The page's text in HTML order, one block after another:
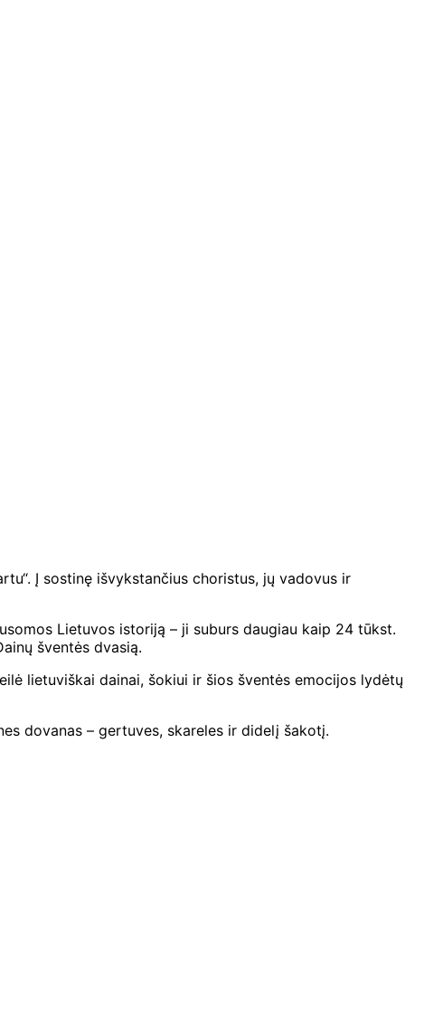
Į sostinę išvykstančius choristus, jų vadovus ir
Lietuvos istoriją – ji suburs daugiau kaip 24 tūkst.
šventės dvasią.
lietuviškai dainai, šokiui ir šios šventės emocijos lydėtų
dovanas – gertuves, skareles ir didelį šakotį.